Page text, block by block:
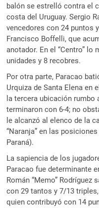
balón se estrelló contra el
costa del Uruguay. Sergio
vencedores con 24 puntos
Francisco Boffelli, que
anotador. En el “Centro”
unidades y 8 recobres.
Por otra parte, Paracao
Urquiza de Santa Elena en
la tercera ubicación
terminaron con 6-4; no
le alcanzó al elenco de la
“Naranja” en las
Paraná).
La sapiencia de los
Paracao fue determinante
Román “Memo”
con 29 tantos y 7/13
quien contribuyó con 14